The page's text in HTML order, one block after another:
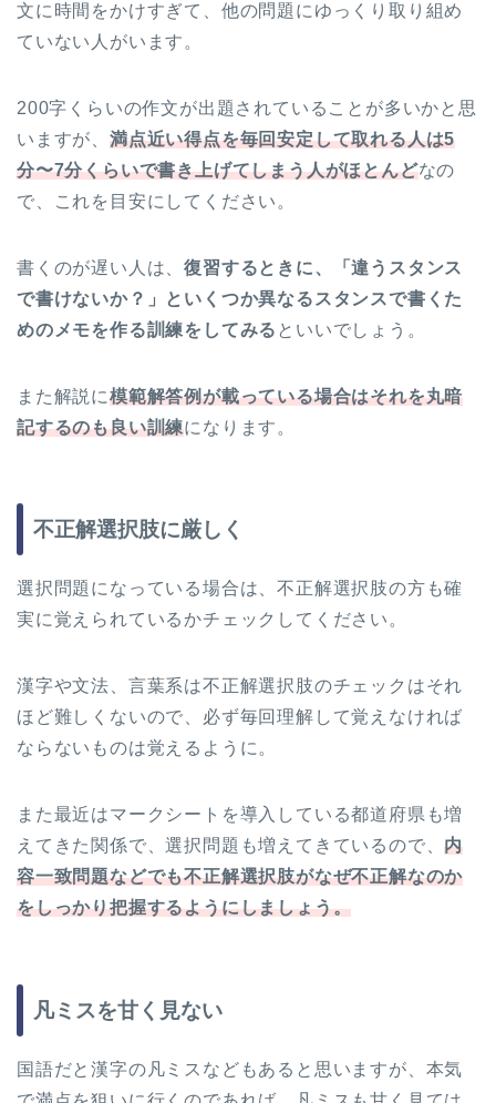
文に時間をかけすぎて、他の問題にゆっくり取り組め
ていない人がいます。
200字くらいの作文が出題されていることが多いかと思
いますが、 満点近い得点を毎回安定して取れる人は5
分〜7分くらいで書き上げてしまう人がほとんどなの
で、これを目安にしてください。
書くのが遅い人は、復習するときに、「違うスタンス
で書けないか？」といくつか異なるスタンスで書くた
めのメモを作る訓練をしてみる といいでしょう。
また解説に模範解答例が載っている場合はそれを丸暗
記するのも良い訓練になります。
不正解選択肢に厳しく
選択問題になっている場合は、不正解選択肢の方も確
実に覚えられているかチェックしてください。
漢字や文法、言葉系は不正解選択肢のチェックはそれ
ほど難しくないので、必ず毎回理解して覚えなければ
ならないものは覚えるように。
また最近はマークシートを導入している都道府県も増
えてきた関係で、選択問題も増えてきているので、内
容一致問題などでも不正解選択肢がなぜ不正解なのか
をしっかり把握するようにしましょう。
凡ミスを甘く見ない
国語だと漢字の凡ミスなどもあると思いますが、本気